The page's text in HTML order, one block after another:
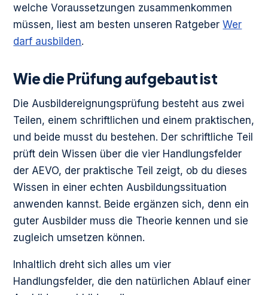
welche Voraussetzungen zusammenkommen
müssen, liest am besten unseren RatgeberWer
darf ausbilden.
Wie die Prüfung aufgebaut ist
Die Ausbildereignungsprüfung besteht aus zwei
Teilen, einem schriftlichen und einem praktischen,
und beide musst du bestehen. Der schriftliche Teil
prüft dein Wissen über die vier Handlungsfelder
der AEVO, der praktische Teil zeigt, ob du dieses
Wissen in einer echten Ausbildungssituation
anwenden kannst. Beide ergänzen sich, denn ein
guter Ausbilder muss die Theorie kennen und sie
zugleich umsetzen können.
Inhaltlich dreht sich alles um vier
Handlungsfelder, die den natürlichen Ablauf einer